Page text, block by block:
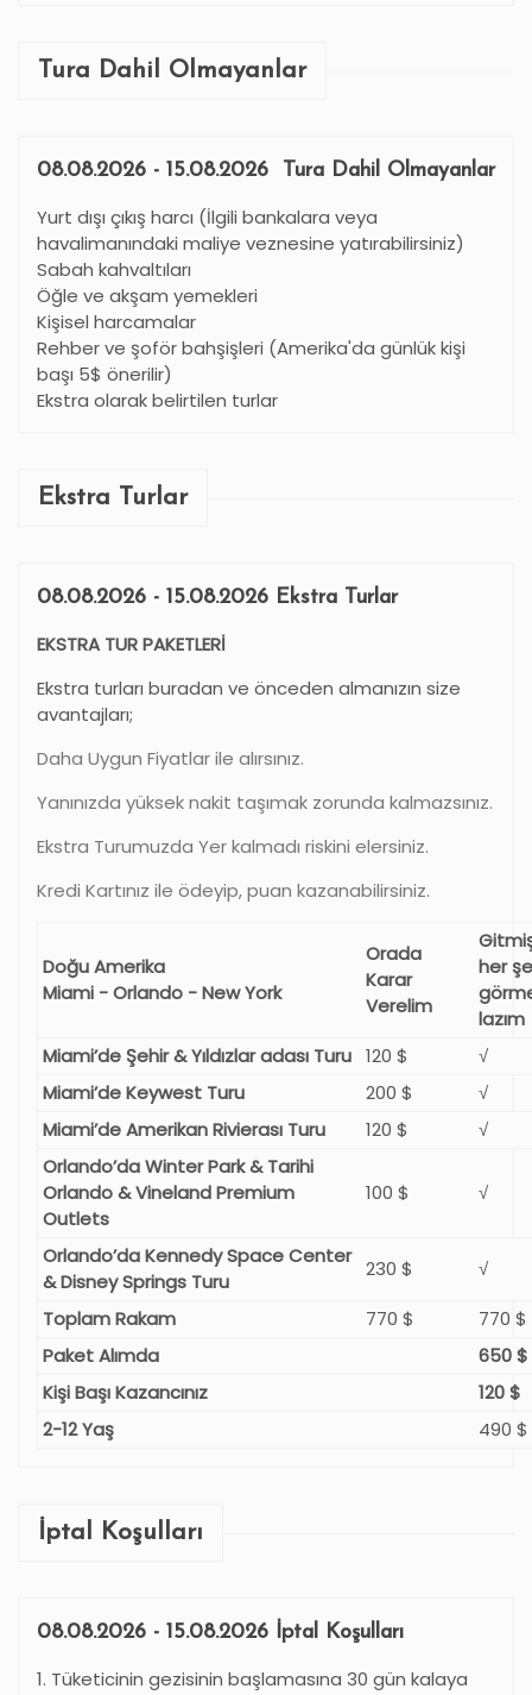
Tura Dahil Olmayanlar
08.08.2026 - 15.08.2026 Tura Dahil Olmayanlar
Yurt dışı çıkış harcı (İlgili bankalara veya
havalimanındaki maliye veznesine yatırabilirsiniz)
Sabah kahvaltıları
Öğle ve akşam yemekleri
Kişisel harcamalar
Rehber ve şoför bahşişleri (Amerika'da günlük kişi
başı 5$ önerilir)
Ekstra olarak belirtilen turlar
Ekstra Turlar
08.08.2026 - 15.08.2026 Ekstra Turlar
EKSTRA TUR PAKETLERİ
Ekstra turları buradan ve önceden almanızın size
avantajları;
Daha Uygun Fiyatlar ile alırsınız.
Yanınızda yüksek nakit taşımak zorunda kalmazsınız.
Ekstra Turumuzda Yer kalmadı riskini elersiniz.
Kredi Kartınız ile ödeyip, puan kazanabilirsiniz.
Doğu Amerika
Miami - Orlando - New York
Orada
Karar
Verelim
her
lazım
Miami’de Şehir & Yıldızlar adası Turu 120 $
√
Miami’de Keywest Turu
200 $
√
Miami’de Amerikan Rivierası Turu
120 $
√
Orlando’da Winter Park & Tarihi
Orlando & Vineland Premium
Outlets
100 $ √
Orlando’da Kennedy Space Center
& Disney Springs Turu
230 $
√
Toplam Rakam
770 $
770 $
Paket Alımda
650 $
Kişi Başı Kazancınız
120 $
2-12 Yaş
490 $
İptal Koşulları
08.08.2026 - 15.08.2026 İptal Koşulları
1. Tüketicinin gezisinin başlamasına 30 gün kalaya